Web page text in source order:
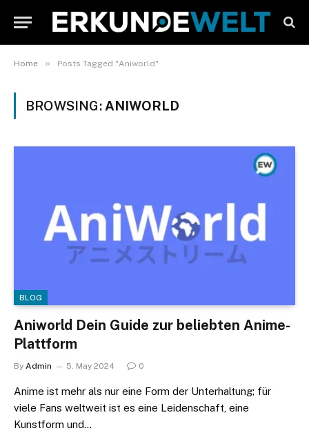
Home » Posts Tagged "Aniworld"
BROWSING: ANIWORLD
BLOG
Aniworld Dein Guide zur beliebten Anime-
Plattform
By Admin 5. May 2024 0
Anime ist mehr als nur eine Form der Unterhaltung; für
viele Fans weltweit ist es eine Leidenschaft, eine
Kunstform und…